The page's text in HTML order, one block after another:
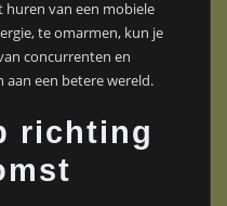
huren van een mobiele
te omarmen, kun je
concurrenten en
een betere wereld.
richting